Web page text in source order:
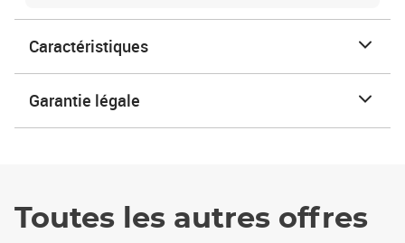
Caractéristiques
Garantie légale
Toutes les autres offres